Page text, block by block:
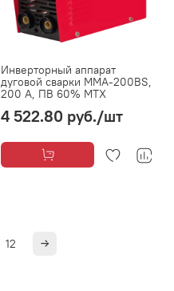
Инверторный аппарат
дуговой сварки MMA-200BS,
200 А, ПВ 60% MTX
4 522.80 руб./шт
12